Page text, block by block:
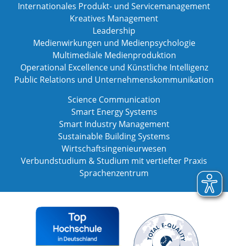
Internationales Produkt- und Servicemanagement
Kreatives Management
Leadership
Medienwirkungen und Medienpsychologie
Multimediale Medienproduktion
Operational Excellence und Künstliche Intelligenz
Public Relations und Unternehmenskommunikation
Science Communication
Smart Energy Systems
Smart Industry Management
Sustainable Building Systems
Wirtschaftsingenieurwesen
Verbundstudium & Studium mit vertiefter Praxis
Sprachenzentrum